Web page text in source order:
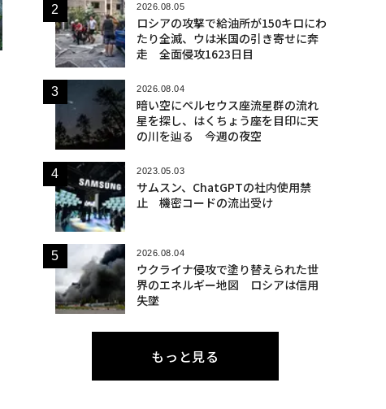
2026.08.05
ロシアの攻撃で給油所が150キロにわ
たり全滅、ウは米国の引き寄せに奔
走 全面侵攻1623日目
2026.08.04
暗い空にペルセウス座流星群の流れ
星を探し、はくちょう座を目印に天
の川を辿る 今週の夜空
2023.05.03
サムスン、ChatGPTの社内使用禁
止 機密コードの流出受け
2026.08.04
ウクライナ侵攻で塗り替えられた世
界のエネルギー地図 ロシアは信用
失墜
もっと見る